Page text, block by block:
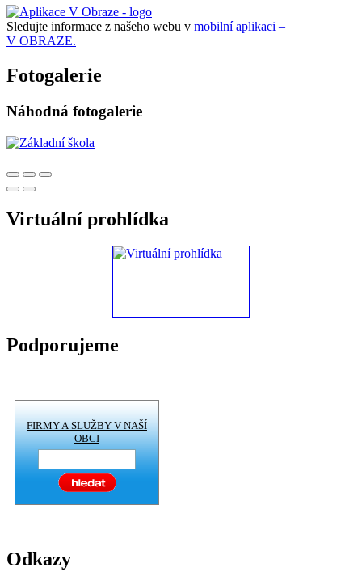
Sledujte informace z našeho webu v mobilní aplikaci –
V OBRAZE.
Fotogalerie
Náhodná fotogalerie
Virtuální prohlídka
Podporujeme
FIRMY A SLUŽBY V NAŠÍ
OBCI
Odkazy